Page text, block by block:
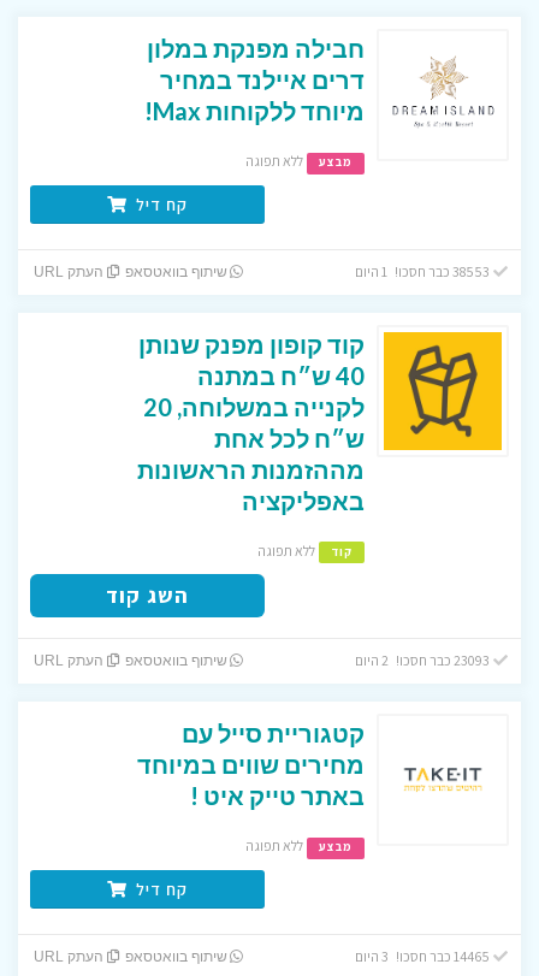
חבילה מפנקת במלון
דרים איילנד במחיר
מיוחד ללקוחות Max!
מבצע ללא תפוגה
קח דיל
שיתוף בוואטסאפ העתק URL
קוד קופון מפנק שנותן
40 ש״ח במתנה
לקנייה במשלוחה, 20
ש״ח לכל אחת
מההזמנות הראשונות
באפליקציה
קוד ללא תפוגה
השג קוד
שיתוף בוואטסאפ העתק URL
קטגוריית סייל עם
מחירים שווים במיוחד
באתר טייק איט !
מבצע ללא תפוגה
קח דיל
שיתוף בוואטסאפ העתק URL